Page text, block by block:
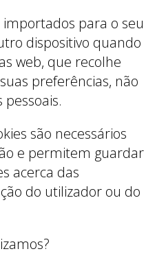
para o seu
dispositivo quando
web, que recolhe
preferências, não
são necessários
e permitem guardar
acerca das
do utilizador ou do